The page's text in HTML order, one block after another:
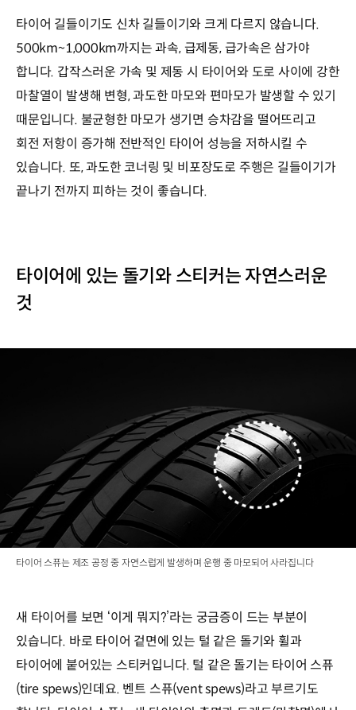
타이어 길들이기도 신차 길들이기와 크게 다르지 않습니다.
500km~1,000km까지는 과속, 급제동, 급가속은 삼가야
합니다. 갑작스러운 가속 및 제동 시 타이어와 도로 사이에 강한
마찰열이 발생해 변형, 과도한 마모와 편마모가 발생할 수 있기
때문입니다. 불균형한 마모가 생기면 승차감을 떨어뜨리고
회전 저항이 증가해 전반적인 타이어 성능을 저하시킬 수
있습니다. 또, 과도한 코너링 및 비포장도로 주행은 길들이기가
끝나기 전까지 피하는 것이 좋습니다.
타이어에 있는 돌기와 스티커는 자연스러운
것
타이어 스퓨는 제조 공정 중 자연스럽게 발생하며 운행 중 마모되어 사라집니다
새 타이어를 보면 ‘이게 뭐지?’라는 궁금증이 드는 부분이
있습니다. 바로 타이어 겉면에 있는 털 같은 돌기와 휠과
타이어에 붙어있는 스티커입니다. 털 같은 돌기는 타이어 스퓨
(tire spews)인데요. 벤트 스퓨(vent spews)라고 부르기도